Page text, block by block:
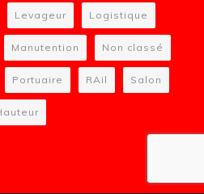
Levageur Logistique
Manutention Non classé
Portuaire RAil Salon